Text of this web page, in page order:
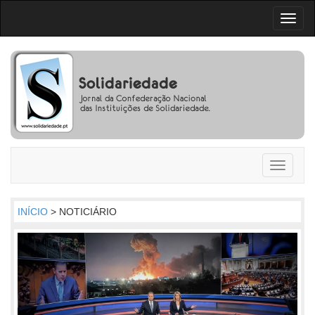
Toggle
INÍCIO > NOTICIÁRIO